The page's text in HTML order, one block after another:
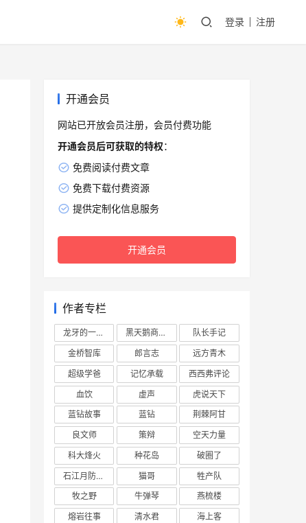
登录 注册
开通会员
网站已开放会员注册，会员付费功能
开通会员后可获取的特权：
免费阅读付费文章
免费下载付费资源
提供定制化信息服务
开通会员
作者专栏
龙牙的一座山 黑天鹅商业情报站
队长手记
金桥智库
郎言志
远方青木
超级学爸
记忆承载
西西弗评论
血饮
虚声
虎说天下
蓝钻故事
蓝钻
荆棘阿甘
良文师
策辩
空天力量
科大烽火
种花岛
破圈了
石江月防务观察
猫哥
牲产队
牧之野
牛弹琴
燕梳楼
熔岩往事
清水君 海上客